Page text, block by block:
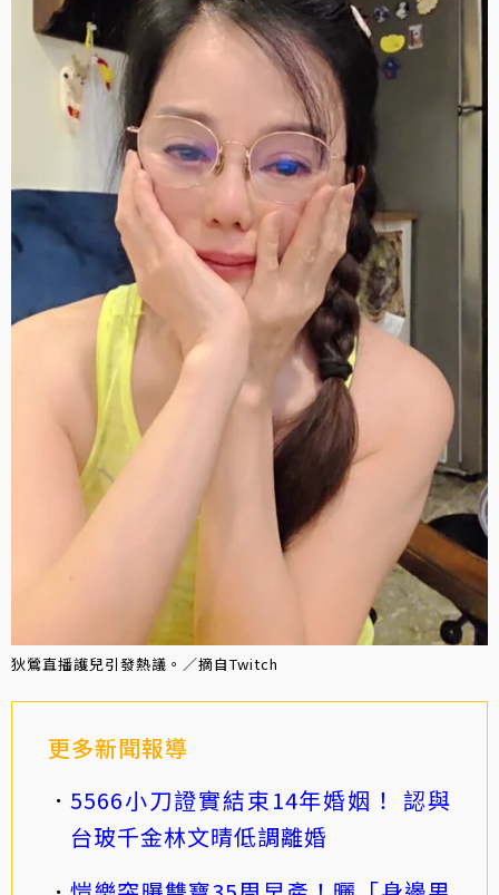
狄鶯直播護兒引發熱議。／摘自Twitch
更多新聞報導
5566小刀證實結束14年婚姻！ 認與
台玻千金林文晴低調離婚